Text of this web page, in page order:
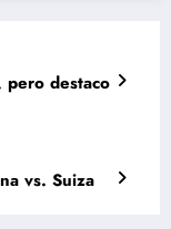
pero destaco
vs. Suiza